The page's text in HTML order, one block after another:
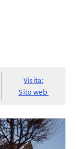
Visita:
Sito web